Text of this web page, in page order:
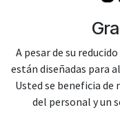
A pesar de su
están diseñadas para
Usted se beneficia
del personal y un